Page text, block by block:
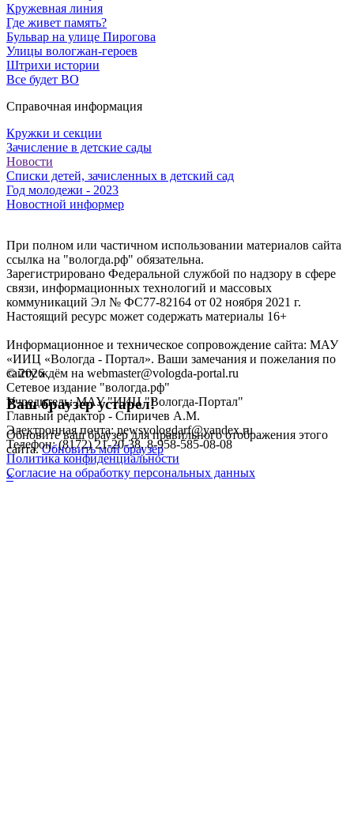
Кружевная линия
Где живет память?
Бульвар на улице Пирогова
Улицы вологжан-героев
Штрихи истории
Все будет ВО
Справочная информация
Кружки и секции
Зачисление в детские сады
Новости
Списки детей, зачисленных в детский сад
Год молодежи - 2023
©2026
Сетевое издание "вологда.рф"
Учредитель: МАУ "ИИЦ "Вологда-Портал"
Главный редактор - Спиричев А.М.
Электронная почта: newsvologdarf@yandex.ru
Телефон: (8172) 21-20-38, 8-958-585-08-08
Политика конфиденциальности
Согласие на обработку персональных данных
Новостной информер
При полном или частичном использовании материалов сайта
ссылка на "вологда.рф" обязательна.
Зарегистрировано Федеральной службой по надзору в сфере
связи, информационных технологий и массовых
коммуникаций Эл № ФС77-82164 от 02 ноября 2021 г.
Настоящий ресурс может содержать материалы 16+
Информационное и техническое сопровождение сайта: МАУ
«ИИЦ «Вологда - Портал». Ваши замечания и пожелания по
сайту ждём на webmaster@vologda-portal.ru
Ваш браузер устарел!
Обновите ваш браузер для правильного отображения этого
сайта.Обновить мой браузер
×